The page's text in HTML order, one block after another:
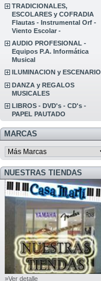
TRADICIONALES,
ESCOLARES y COFRADIA
Flautas - Instrumental Orf -
Viento Escolar -
AUDIO PROFESIONAL -
Equipos P.A. Informática
Musical
ILUMINACION y ESCENARIO
DANZA y REGALOS
MUSICALES
LIBROS - DVD's - CD's -
PAPEL PAUTADO
MARCAS
NUESTRAS TIENDAS
»Ver detalle